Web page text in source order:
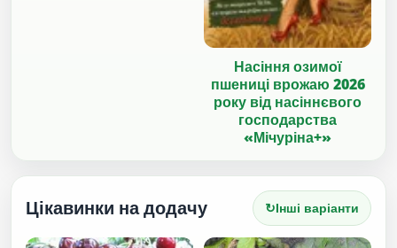
Насіння озимої
пшениці врожаю 2026
року від насіннєвого
господарства
«Мічуріна+»
Цікавинки на додачу ↻Інші варіанти